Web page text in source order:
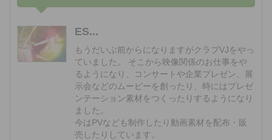
ES...
もうだいぶ前からになりますがクラブVJをやっ
ていました。 そこから映像関係のお仕事をや
るようになり、コンサートや企業プレゼン、展
示会などのムービーを創ったり、時にはプレゼ
ンテーション素材をつくったりするようになり
ました。
今はPVなども制作したり動画素材を配布・販
売したりしています。